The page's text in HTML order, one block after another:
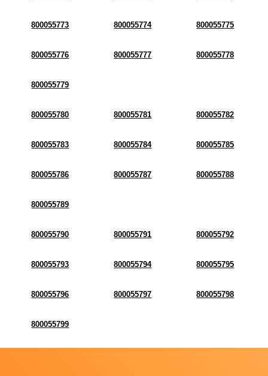
800055773 800055774 800055775
800055776 800055777 800055778
800055779
800055780 800055781 800055782
800055783 800055784 800055785
800055786 800055787 800055788
800055789
800055790 800055791 800055792
800055793 800055794 800055795
800055796 800055797 800055798
800055799